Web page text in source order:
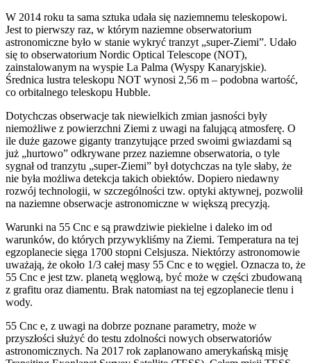
W 2014 roku ta sama sztuka udała się naziemnemu teleskopowi.
Jest to pierwszy raz, w którym naziemne obserwatorium
astronomiczne było w stanie wykryć tranzyt „super-Ziemi”. Udało
się to obserwatorium Nordic Optical Telescope (NOT),
zainstalowanym na wyspie La Palma (Wyspy Kanaryjskie).
Średnica lustra teleskopu NOT wynosi 2,56 m – podobna wartość,
co orbitalnego teleskopu Hubble.
Dotychczas obserwacje tak niewielkich zmian jasności były
niemożliwe z powierzchni Ziemi z uwagi na falującą atmosferę. O
ile duże gazowe giganty tranzytujące przed swoimi gwiazdami są
już „hurtowo” odkrywane przez naziemne obserwatoria, o tyle
sygnał od tranzytu „super-Ziemi” był dotychczas na tyle słaby, że
nie była możliwa detekcja takich obiektów. Dopiero niedawny
rozwój technologii, w szczególności tzw. optyki aktywnej, pozwolił
na naziemne obserwacje astronomiczne w większą precyzją.
Warunki na 55 Cnc e są prawdziwie piekielne i daleko im od
warunków, do których przywykliśmy na Ziemi. Temperatura na tej
egzoplanecie sięga 1700 stopni Celsjusza. Niektórzy astronomowie
uważają, że około 1/3 całej masy 55 Cnc e to węgiel. Oznacza to, że
55 Cnc e jest tzw. planetą węglową, być może w części zbudowaną
z grafitu oraz diamentu. Brak natomiast na tej egzoplanecie tlenu i
wody.
55 Cnc e, z uwagi na dobrze poznane parametry, może w
przyszłości służyć do testu zdolności nowych obserwatoriów
astronomicznych. Na 2017 rok zaplanowano amerykańską misję